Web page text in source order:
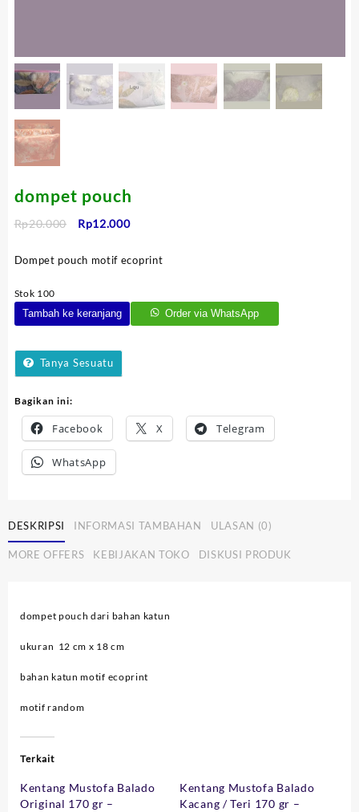
dompet pouch
Rp20.000
Harga
adalah:
Rp12.000Harga
ini
Dompet pouch motif ecoprint
Stok 100
Tambah ke keranjang
Order via WhatsApp
Tanya Sesuatu
Bagikan ini:
Facebook X Telegram
WhatsApp
DESKRIPSI INFORMASI TAMBAHAN ULASAN (0)
MORE OFFERS KEBIJAKAN TOKO DISKUSI PRODUK
dompet pouch dari bahan katun
ukuran 12 cm x 18 cm
bahan katun motif ecoprint
motif random
Terkait
Kentang Mustofa Balado
Original 170 gr –
Kentang Mustofa Balado
Kacang / Teri 170 gr –